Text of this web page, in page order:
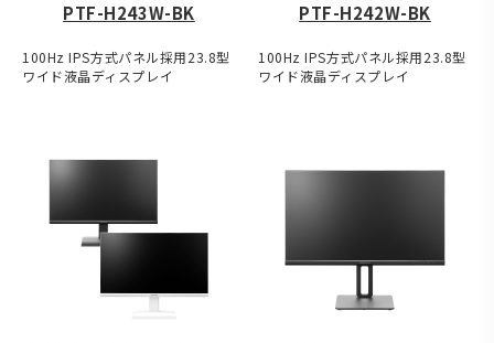
PTF-H243W-BK
100Hz IPS方式パネル採用23.8型
ワイド液晶ディスプレイ
PTF-H242W-BK
100Hz IPS方式パネル採用23.8型
ワイド液晶ディスプレイ